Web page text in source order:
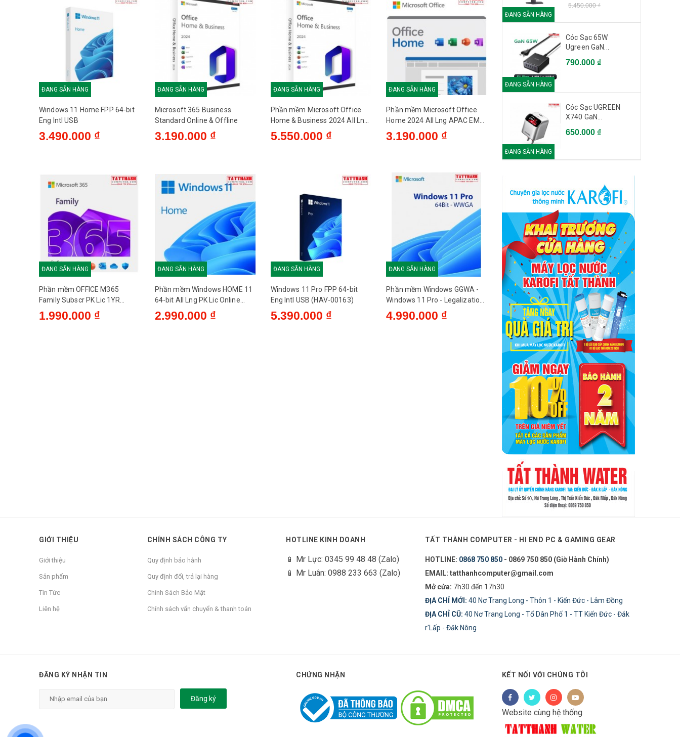
ĐANG SẴN HÀNG
Windows 11 Home FPP 64-bit
Eng Intl USB
3.490.000 ₫
ĐANG SẴN HÀNG
Microsoft 365 Business
Standard Online & Offline
3.190.000 ₫
ĐANG SẴN HÀNG
Phần mềm Microsoft Office
Home & Business 2024 All Lng
APAC EM Retail Online ESD
(EP2-06604)
5.550.000 ₫
ĐANG SẴN HÀNG
Phần mềm Microsoft Office
Home 2024 All Lng APAC EM
Retail Online ESD (EP2-06796)
3.190.000 ₫
ĐANG SẴN HÀNG
Phần mềm OFFICE M365
Family Subscr PK Lic 1YR
Online APAC EM ESD (EP2-
36890)
1.990.000 ₫
ĐANG SẴN HÀNG
Phần mềm Windows HOME 11
64-bit All Lng PK Lic Online
DwnLd NR KW9-00664
2.990.000 ₫
ĐANG SẴN HÀNG
Windows 11 Pro FPP 64-bit
Eng Intl USB (HAV-00163)
5.390.000 ₫
ĐANG SẴN HÀNG
Phần mềm Windows GGWA -
Windows 11 Pro - Legalization
Get Genuine
4.990.000 ₫
ĐANG SẴN HÀNG
5.450.000 ₫
ĐANG SẴN HÀNG
Cóc Sạc 65W
Ugreen GaN...
790.000 ₫
ĐANG SẴN HÀNG
Cóc Sạc UGREEN
X740 GaN...
650.000 ₫
GIỚI THIỆU
Giới thiệu
Sản phẩm
Tin Tức
Liên hệ
CHÍNH SÁCH CÔNG TY
Quy định bảo hành
Quy định đổi, trả lại hàng
Chính Sách Bảo Mật
Chính sách vẩn chuyển & thanh toán
HOTLINE KINH DOANH
📱 Mr Lực: 0345 99 48 48 (Zalo)
📱 Mr Luân: 0988 233 663 (Zalo)
TẤT THÀNH COMPUTER - HI END PC & GAMING GEAR
HOTLINE: 0868 750 850- 0869 750 850 (Giờ Hành Chính)
EMAIL: tatthanhcomputer@gmail.com
Mở cửa: 7h30 đến 17h30
ĐỊA CHỈ MỚI: 40 Nơ Trang Long - Thôn 1 - Kiến Đức - Lâm Đồng
ĐỊA CHỈ CŨ: 40 Nơ Trang Long - Tổ Dân Phố 1 - TT Kiến Đức - Đắk
r'Lấp - Đăk Nông
ĐĂNG KÝ NHẬN TIN
Đăng ký
CHỨNG NHẬN KẾT NỐI VỚI CHÚNG TÔI
Website cùng hệ thống